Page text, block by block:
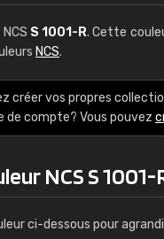
S 1001-R. Cette
NCS.
créer vos propres
de compte? Vous pouvez
NCS S 1001-
ci-dessous pour